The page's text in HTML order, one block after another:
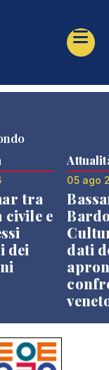
tra
civile e
dei
05 ago
dati